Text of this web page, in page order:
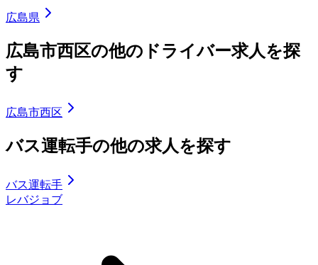
広島県
広島市西区の他のドライバー求人を探
す
広島市西区
バス運転手の他の求人を探す
バス運転手
レバジョブ